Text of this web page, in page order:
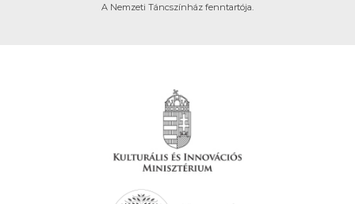
A Nemzeti Táncszínház fenntartója.